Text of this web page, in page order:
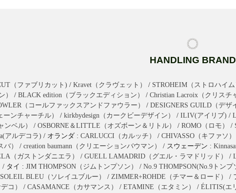
HANDLING BRAND
（ファブリカット) / Kravet（クラヴェット） / STROHEIM（ストロハイム
）
/ BLACK edition（ブラックエディション） / Christian Lacroix（クリスチ
（コールファックスアンドファウラー）
/ DESIGNERS GUILD（デザ
ンチャーチル）
/ kirkbydesign（カークビーデザイン） / ILIV(アイリブ) /
ンベル）
/ OSBORNE＆LITTLE（オズボーン＆リトル） / ROMO（ロモ） /
アルデコラ) / オランダ : CARLUCCI（カルッチ） / CHIVASSO（キファソ）
バ）
/ creation baumann（クリエーションバウマン） / スウェーデン :
（ガストンダニエラ）
/ GUELL LAMADRID（グエル・ラマドリッド） /
/ タイ : JIM THOMPSON（ジムトンプソン） / No.9 THOMPSON(No.9トンプ
SOLEIL BLEU（ソレイユブルー） / ZIMMER+ROHDE（チマー＆ロード） /
コ）
/ CASAMANCE（カサマンス） / ETAMINE（エタミン） / ÉLITIS(エ